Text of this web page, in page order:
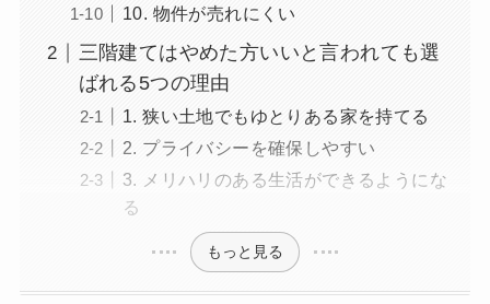
10. 物件が売れにくい
三階建てはやめた方いいと言われても選
ばれる5つの理由
1. 狭い土地でもゆとりある家を持てる
2. プライバシーを確保しやすい
3. メリハリのある生活ができるようにな
る
もっと見る